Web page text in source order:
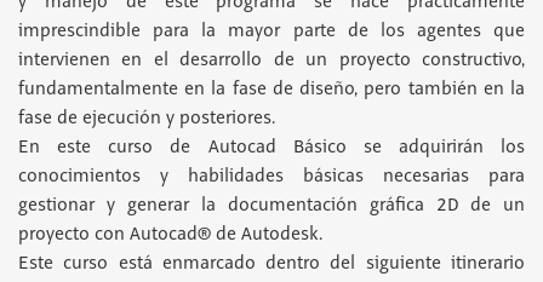
imprescindible para la mayor parte de los agentes que
intervienen en el desarrollo de un proyecto constructivo,
fundamentalmente en la fase de diseño, pero también en la
fase de ejecución y posteriores.
En este curso de Autocad Básico se adquirirán los
conocimientos y habilidades básicas necesarias para
gestionar y generar la documentación gráfica 2D de un
proyecto con Autocad® de Autodesk.
Este curso está enmarcado dentro del siguiente itinerario